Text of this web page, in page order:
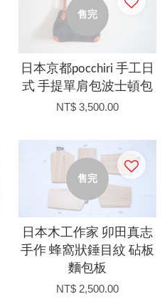
售完
日本京都pocchiri 手工日
式 手提單肩包波士頓包
NT$ 3,500.00
售完
日本木工作家 卯田真志
手作 蜂窩狀錘目紋 砧板
麵包板
NT$ 2,500.00